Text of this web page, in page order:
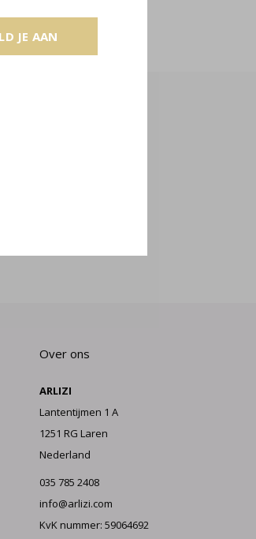
JE AAN
Over ons
ARLIZI
Lantentijmen 1 A
1251 RG Laren
Nederland
035 785 2408
info@arlizi.com
KvK nummer: 59064692